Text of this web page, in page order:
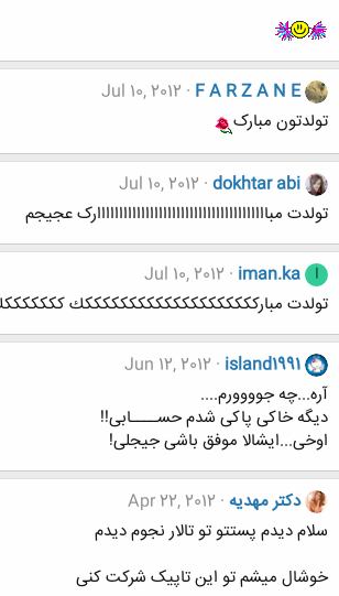
F A R Z A N E
Jul 10, 2012
تولدتون مبارک
dokhtar abi
Jul 10, 2012
تولدت مبااااااااااااااااااااااااااااااااااااااارک عجیجم
I
iman.ka
Jul 10, 2012
تولدت مبارككككككككككككككككككككك
island1991
Jun 12, 2012
آره...چه جوووورم....
دیگه خاکی پاکی شدم حســــابی!!
اوخی...ایشالا موفق باشی جیجلی!
دکتر مهدیه Apr 22, 2012
سلام دیدم پستتو تو تالار نجوم دیدم
خوشال میشم تو این تاپیک شرکت کنی